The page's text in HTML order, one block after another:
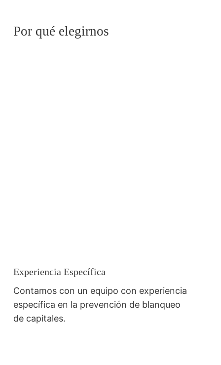
Por qué elegirnos
Experiencia Específica
Contamos con un equipo con experiencia
específica en la prevención de blanqueo
de capitales.